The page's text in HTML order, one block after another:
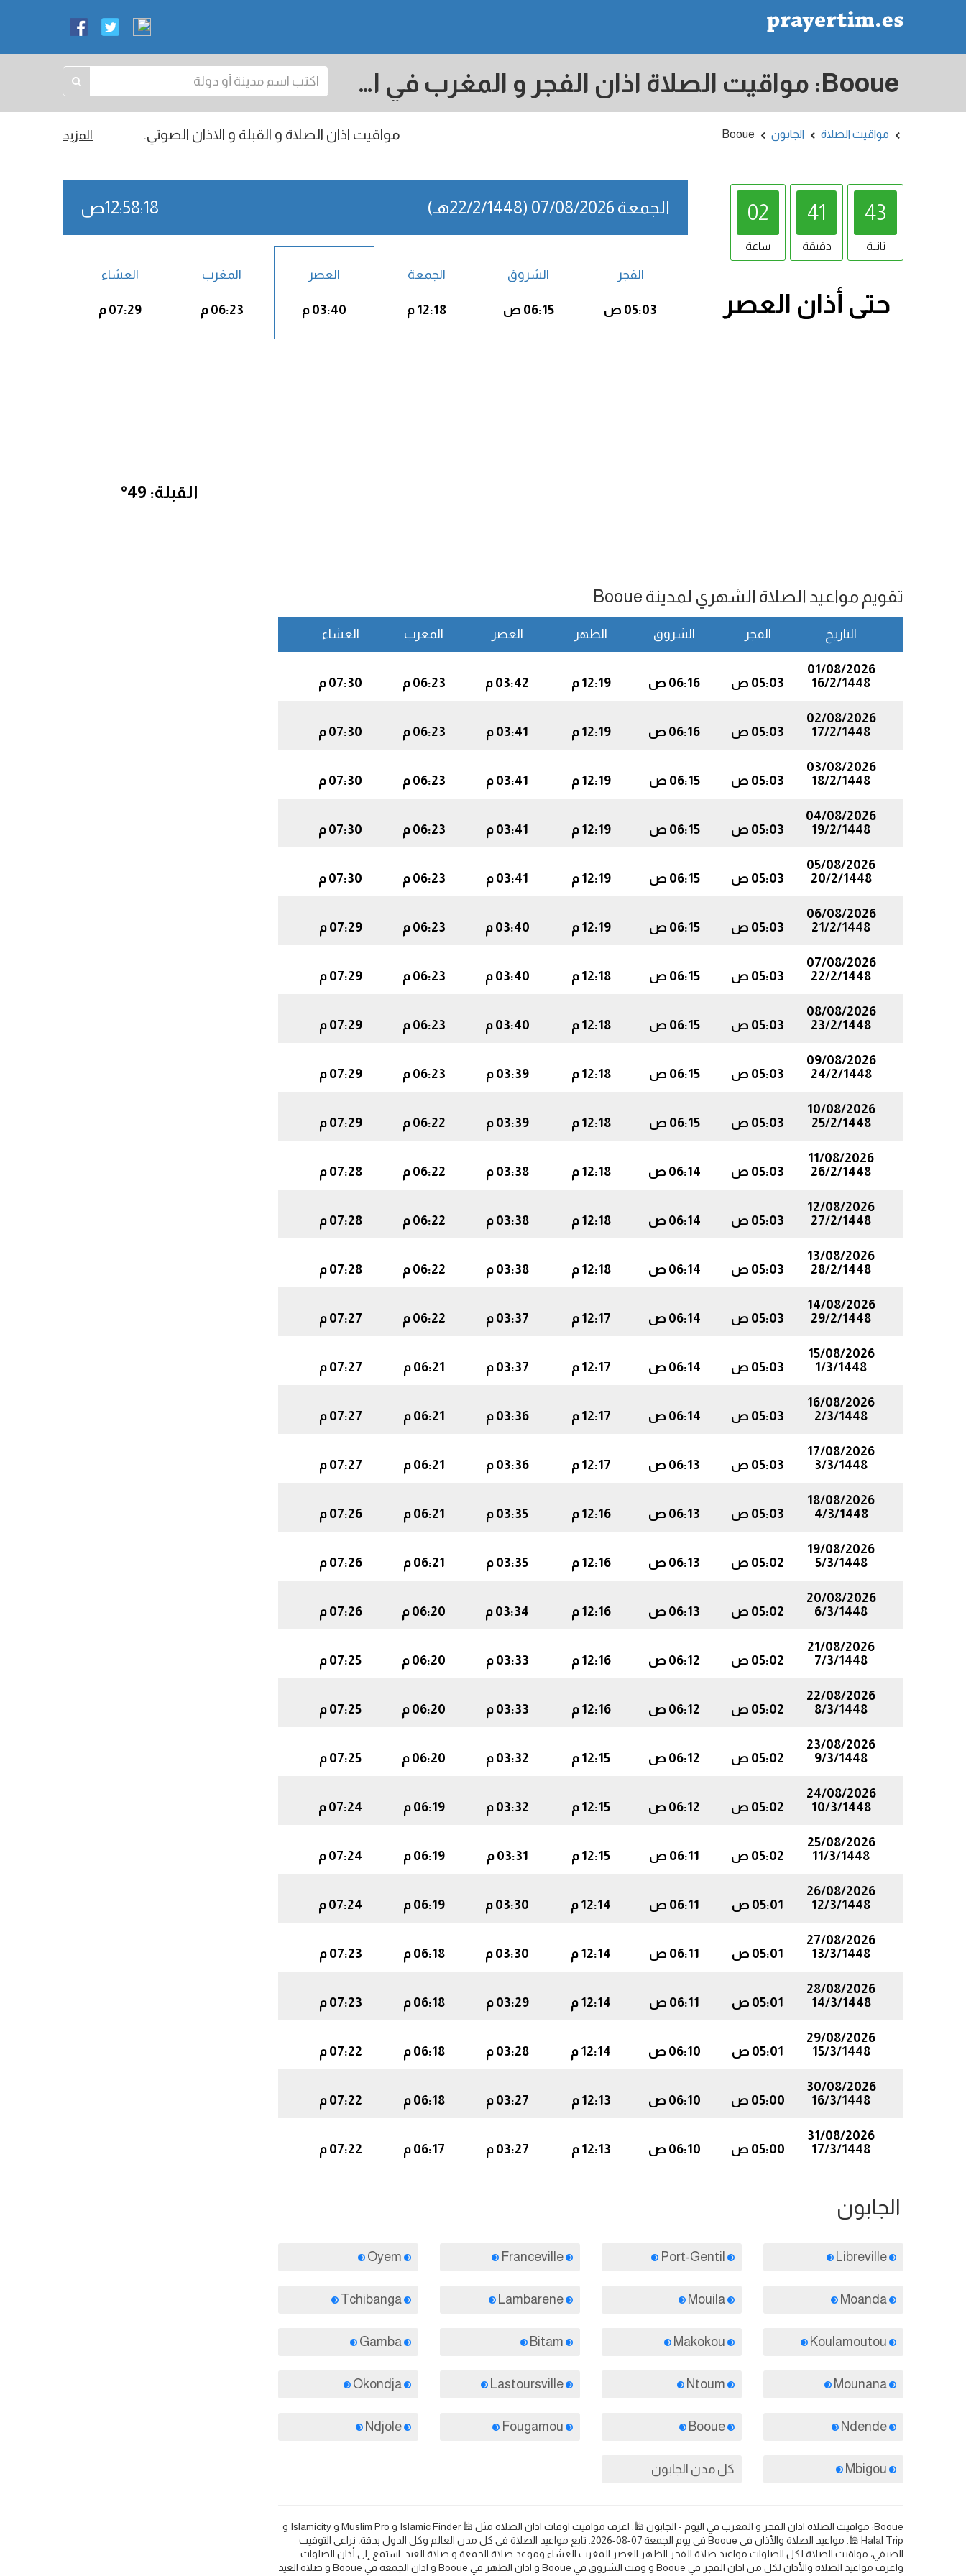
Booue: مواقيت الصلاة اذان الفجر و المغرب في اليوم - الجابون
مواقيت الصلاة الجابون Booue مواقيت اذان الصلاة و القبلة و الاذان الصوتي. المزيد
02
ساعة
41
دقيقة
42
ثانية
حتى أذان العصر
الجمعة 07/08/2026 (22/2/1448هـ) 12:58:18ص
الفجر
05:03 ص
الشروق
06:15 ص
الجمعة
12:18 م
العصر
03:40 م
المغرب
06:23 م
العشاء
07:29 م
تقويم مواعيد الصلاة الشهري لمدينة Booue
التاريخ الفجر الشروق الظهر العصر المغرب العشاء
01/08/2026
16/2/1448
05:03 ص 06:16 ص 12:19 م 03:42 م 06:23 م 07:30 م
02/08/2026
17/2/1448
05:03 ص 06:16 ص 12:19 م 03:41 م 06:23 م 07:30 م
03/08/2026
18/2/1448
05:03 ص 06:15 ص 12:19 م 03:41 م 06:23 م 07:30 م
04/08/2026
19/2/1448
05:03 ص 06:15 ص 12:19 م 03:41 م 06:23 م 07:30 م
05/08/2026
20/2/1448
05:03 ص 06:15 ص 12:19 م 03:41 م 06:23 م 07:30 م
06/08/2026
21/2/1448
05:03 ص 06:15 ص 12:19 م 03:40 م 06:23 م 07:29 م
07/08/2026
22/2/1448
05:03 ص 06:15 ص 12:18 م 03:40 م 06:23 م 07:29 م
08/08/2026
23/2/1448
05:03 ص 06:15 ص 12:18 م 03:40 م 06:23 م 07:29 م
09/08/2026
24/2/1448
05:03 ص 06:15 ص 12:18 م 03:39 م 06:23 م 07:29 م
10/08/2026
25/2/1448
05:03 ص 06:15 ص 12:18 م 03:39 م 06:22 م 07:29 م
11/08/2026
26/2/1448
05:03 ص 06:14 ص 12:18 م 03:38 م 06:22 م 07:28 م
12/08/2026
27/2/1448
05:03 ص 06:14 ص 12:18 م 03:38 م 06:22 م 07:28 م
13/08/2026
28/2/1448
05:03 ص 06:14 ص 12:18 م 03:38 م 06:22 م 07:28 م
14/08/2026
29/2/1448
05:03 ص 06:14 ص 12:17 م 03:37 م 06:22 م 07:27 م
15/08/2026
1/3/1448
05:03 ص 06:14 ص 12:17 م 03:37 م 06:21 م 07:27 م
16/08/2026
2/3/1448
05:03 ص 06:14 ص 12:17 م 03:36 م 06:21 م 07:27 م
17/08/2026
3/3/1448
05:03 ص 06:13 ص 12:17 م 03:36 م 06:21 م 07:27 م
18/08/2026
4/3/1448
05:03 ص 06:13 ص 12:16 م 03:35 م 06:21 م 07:26 م
19/08/2026
5/3/1448
05:02 ص 06:13 ص 12:16 م 03:35 م 06:21 م 07:26 م
20/08/2026
6/3/1448
05:02 ص 06:13 ص 12:16 م 03:34 م 06:20 م 07:26 م
21/08/2026
7/3/1448
05:02 ص 06:12 ص 12:16 م 03:33 م 06:20 م 07:25 م
22/08/2026
8/3/1448
05:02 ص 06:12 ص 12:16 م 03:33 م 06:20 م 07:25 م
23/08/2026
9/3/1448
05:02 ص 06:12 ص 12:15 م 03:32 م 06:20 م 07:25 م
24/08/2026
10/3/1448
05:02 ص 06:12 ص 12:15 م 03:32 م 06:19 م 07:24 م
25/08/2026
11/3/1448
05:02 ص 06:11 ص 12:15 م 03:31 م 06:19 م 07:24 م
26/08/2026
12/3/1448
05:01 ص 06:11 ص 12:14 م 03:30 م 06:19 م 07:24 م
27/08/2026
13/3/1448
05:01 ص 06:11 ص 12:14 م 03:30 م 06:18 م 07:23 م
28/08/2026
14/3/1448
05:01 ص 06:11 ص 12:14 م 03:29 م 06:18 م 07:23 م
29/08/2026
15/3/1448
05:01 ص 06:10 ص 12:14 م 03:28 م 06:18 م 07:22 م
30/08/2026
16/3/1448
05:00 ص 06:10 ص 12:13 م 03:27 م 06:18 م 07:22 م
31/08/2026
17/3/1448
05:00 ص 06:10 ص 12:13 م 03:27 م 06:17 م 07:22 م
الجابون
كل مدن الجابون
Booue: مواقيت الصلاة اذان الفجر و المغرب في اليوم - الجابون 🕌. اعرف مواقيت اوقات اذان الصلاة مثل 🕌 Islamic Finder و Muslim Pro و Islamicity و
Halal Trip 🕌. مواعيد الصلاة والأذان في Booue في يوم الجمعة 07-08-2026. تابع مواعيد الصلاة في كل مدن العالم وكل الدول بدقة، نراعي التوقيت
الصيفي، مواقيت الصلاة لكل الصلوات مواعيد صلاة الفجر الظهر العصر المغرب العشاء وموعد صلاة الجمعة و صلاة العيد. استمع إلى أذان الصلوات
واعرف مواعيد الصلاة والأذان لكل من اذان الفجر في Booue و وقت الشروق في Booue و اذان الظهر في Booue و اذان الجمعة في Booue و صلاة العيد
القبلة: 49°